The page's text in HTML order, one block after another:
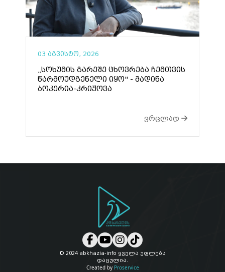
03 აგვისტო, 2026
„სოხუმის გარეშე ცხოვრება ჩემთვის
წარმოუდგენელი იყო" - მადინა
ბოკერია-კრიჟოვა
ვრცლად
© 2024 abkhazia-info ყველა უფლება
დაცულია.
Created by Proservice